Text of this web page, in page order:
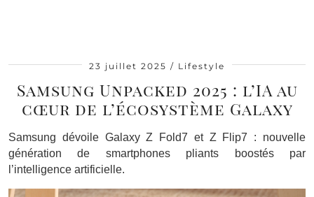
23 juillet 2025 Lifestyle
Samsung Unpacked 2025 : l’IA au
cœur de l’écosystème Galaxy
Samsung dévoile Galaxy Z Fold7 et Z Flip7 : nouvelle
génération de smartphones pliants boostés par
l’intelligence artificielle.